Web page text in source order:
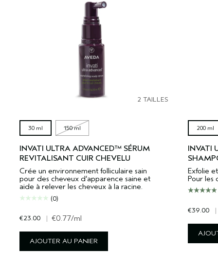
2 TAILLES
30 ml 150 ml
INVATI ULTRA ADVANCED™ SÉRUM
REVITALISANT CUIR CHEVELU
Crée un environnement folliculaire sain
pour des cheveux d’apparence saine et
aide à relever les cheveux à la racine.
(0)
€23.00 | €0.77/ml
AJOUTER AU PANIER
200 ml
INVATI
Exfolie
Pour les
€39.00 |